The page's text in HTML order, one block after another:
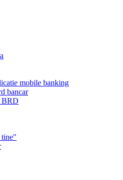
mobile banking
bancar
BRD
tine"